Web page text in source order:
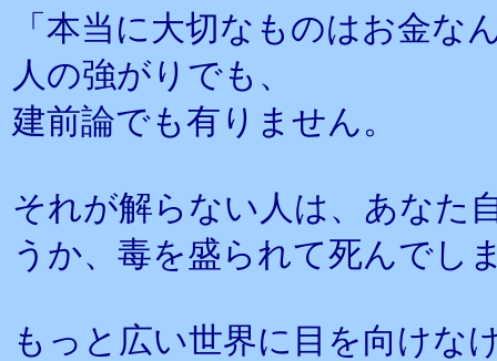
「本当に大切なものはお金な
人の強がりでも、
建前論でも有りません。
それが解らない人は、あなた
うか、毒を盛られて死んでし
もっと広い世界に目を向けな